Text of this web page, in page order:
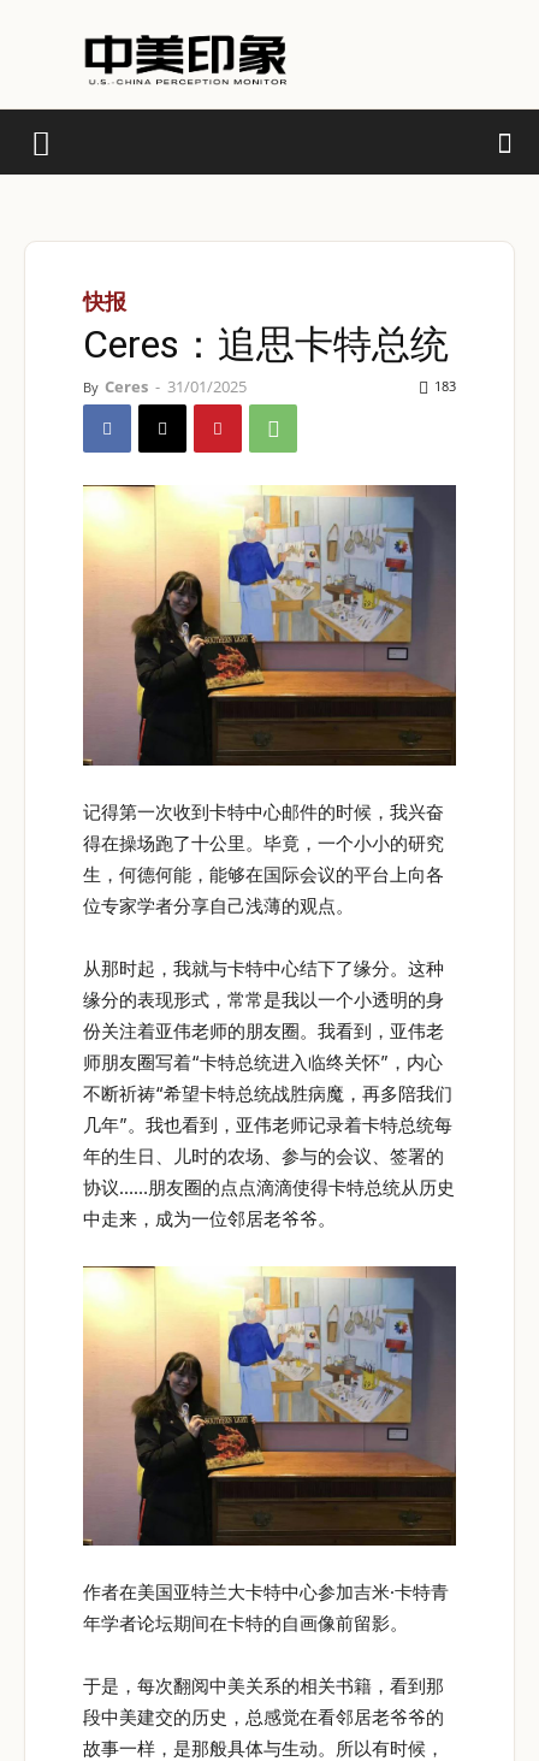
快报
Ceres：追思卡特总统
By Ceres - 31/01/2025 183
记得第一次收到卡特中心邮件的时候，我兴奋
得在操场跑了十公里。毕竟，一个小小的研究
生，何德何能，能够在国际会议的平台上向各
位专家学者分享自己浅薄的观点。
从那时起，我就与卡特中心结下了缘分。这种
缘分的表现形式，常常是我以一个小透明的身
份关注着亚伟老师的朋友圈。我看到，亚伟老
师朋友圈写着“卡特总统进入临终关怀”，内心
不断祈祷“希望卡特总统战胜病魔，再多陪我们
几年”。我也看到，亚伟老师记录着卡特总统每
年的生日、儿时的农场、参与的会议、签署的
协议……朋友圈的点点滴滴使得卡特总统从历史
中走来，成为一位邻居老爷爷。
作者在美国亚特兰大卡特中心参加吉米·卡特青
年学者论坛期间在卡特的自画像前留影。
于是，每次翻阅中美关系的相关书籍，看到那
段中美建交的历史，总感觉在看邻居老爷爷的
故事一样，是那般具体与生动。所以有时候，